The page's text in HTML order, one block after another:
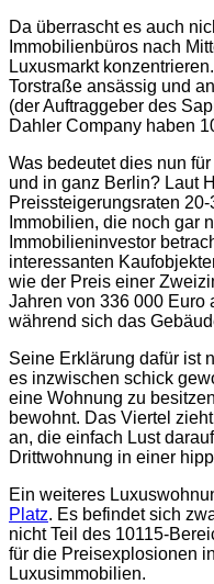
Da überrascht es auch
Immobilienbüros nach
Luxusmarkt
Torstraße ansässig und
(der Auftraggeber des
Dahler Company haben
Was bedeutet dies nun
und in ganz Berlin? Laut
Preissteigerungsraten
Immobilien, die noch gar
Immobilieninvestor
interessanten
wie der Preis einer
Jahren von 336 000 Euro
während sich das
Seine Erklärung dafür ist
es inzwischen schick
eine Wohnung zu
bewohnt. Das Viertel
an, die einfach Lust
Drittwohnung in einer
Ein weiteres
Platz. Es befindet sich
nicht Teil des 10115-
für die Preisexplosionen
Luxusimmobilien.